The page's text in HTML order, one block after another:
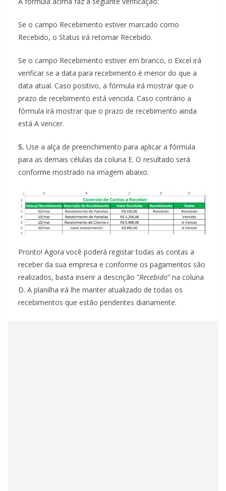
Se o campo Recebimento estiver marcado como
Recebido, o Status irá retornar Recebido.
Se o campo Recebimento estiver em branco, o Excel irá
verificar se a data para recebimento é menor do que a
data atual. Caso positivo, a fórmula irá mostrar que o
prazo de recebimento está vencida. Caso contrário a
fórmula irá mostrar que o prazo de recebimento ainda
está A vencer.
5. Use a alça de preenchimento para aplicar a fórmula
para as demais células da coluna E. O resultado será
conforme mostrado na imagem abaixo:
Pronto! Agora você poderá registar todas as contas a
receber da sua empresa e conforme os pagamentos são
realizados, basta inserir a descrição “Recebido” na coluna
D. A planilha irá lhe manter atualizado de todas os
recebimentos que estão pendentes diariamente.